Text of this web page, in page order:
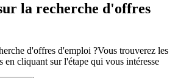
la recherche d'offres
d'offres d'emploi ?Vous trouverez les
en cliquant sur l'étape qui vous intéresse